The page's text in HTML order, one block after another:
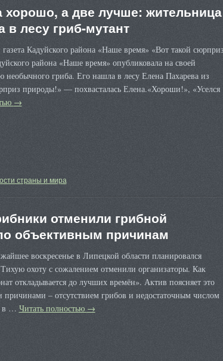
хорошо, а две лучше: жительница
в лесу гриб-мутант
Кадуйского района «Наше время» «Вот такой
района «Наше время» опубликовала на своей
необычного гриба. Его нашла в лесу Елена Пахарева из
природы!» — похвасталась Елена.«Хороши!», «Уселся
→
страны и мира
отменили грибной
объективным причинам
воскресенье в Липецкой области планировался
охоту с сожалением отменили организаторы. Как
откладывается до лучших времён». Актив поясняет это
причинами – отсутствием грибов и недостаточным числом
в … Читать полностью →